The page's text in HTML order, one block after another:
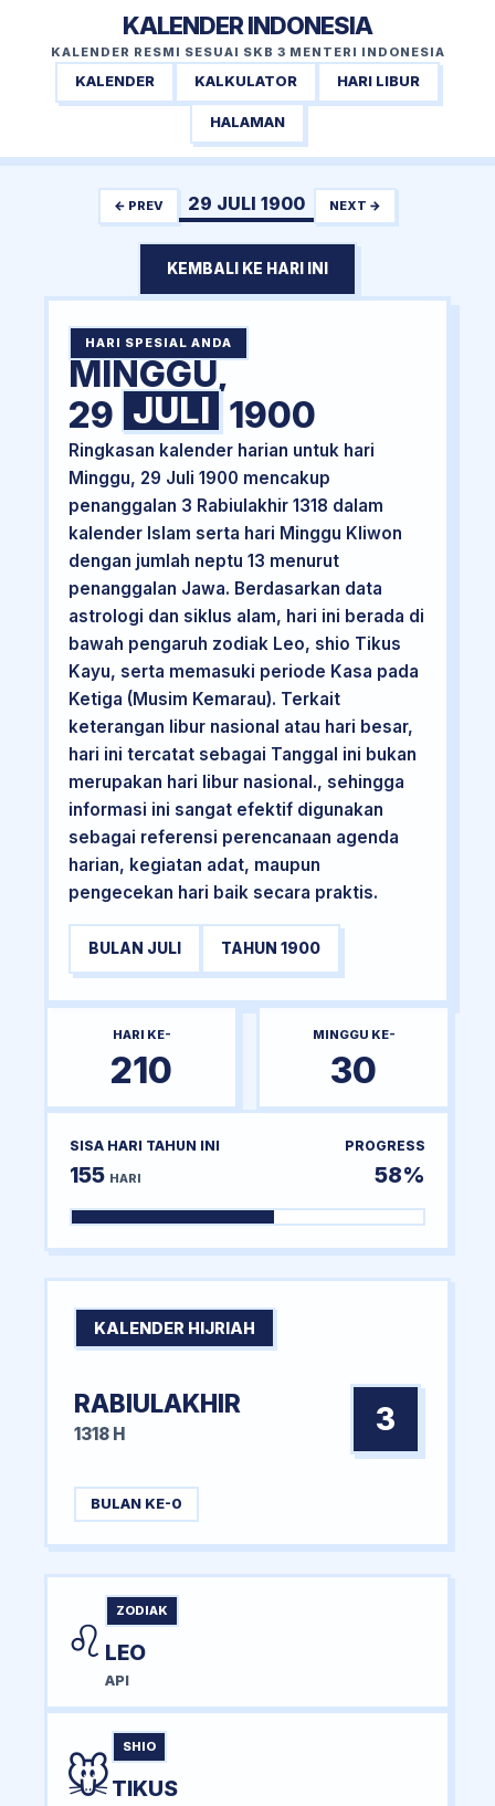
KALENDER INDONESIA
KALENDER RESMI SESUAI SKB 3 MENTERI INDONESIA
KALENDER KALKULATOR HARI LIBUR
HALAMAN
← PREV 29 JULI 1900 NEXT →
KEMBALI KE HARI INI
HARI SPESIAL ANDA
MINGGU,
29 JULI 1900
Ringkasan kalender harian untuk hari
Minggu, 29 Juli 1900 mencakup
penanggalan 3 Rabiulakhir 1318 dalam
kalender Islam serta hari Minggu Kliwon
dengan jumlah neptu 13 menurut
penanggalan Jawa. Berdasarkan data
astrologi dan siklus alam, hari ini berada di
bawah pengaruh zodiak Leo, shio Tikus
Kayu, serta memasuki periode Kasa pada
Ketiga (Musim Kemarau). Terkait
keterangan libur nasional atau hari besar,
hari ini tercatat sebagai Tanggal ini bukan
merupakan hari libur nasional., sehingga
informasi ini sangat efektif digunakan
sebagai referensi perencanaan agenda
harian, kegiatan adat, maupun
pengecekan hari baik secara praktis.
BULAN JULI TAHUN 1900
HARI KE-
210
MINGGU KE-
30
SISA HARI TAHUN INI
155 HARI
PROGRESS
58%
KALENDER HIJRIAH
RABIULAKHIR
1318 H 3
BULAN KE-0
♌
ZODIAK
LEO
API
🐭
SHIO
TIKUS